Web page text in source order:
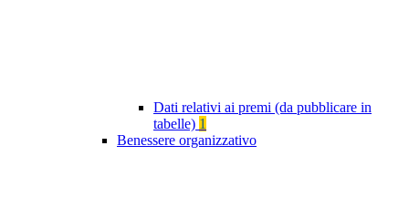
Dati relativi ai premi (da pubblicare in
tabelle) 1
Benessere organizzativo